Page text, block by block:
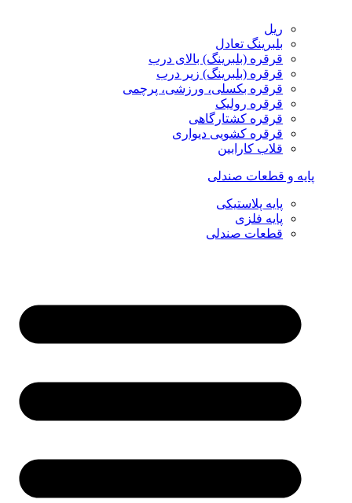
ریل
بلبرینگ تعادل
قرقره (بلبرینگ) بالای درب
قرقره (بلبرینگ) زیر درب
قرقره بکسلی، ورزشی، پرچمی
قرقره رولیک
قرقره کشتارگاهی
قرقره کشویی دیواری
قلاب کارابین
پایه و قطعات صندلی
پایه پلاستیکی
پایه فلزی
قطعات صندلی